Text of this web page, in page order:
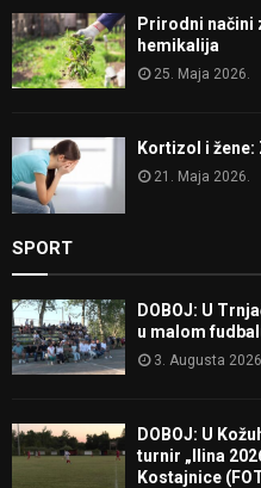
Prirodni načini
hemikalija
25. Maja 2026.
Kortizol i
21. Maja 2026.
SPORT
DOBOJ: U
u malom
3. Augusta 2026.
DOBOJ: U
turnir „Ilina
Kostajnice